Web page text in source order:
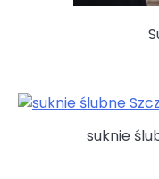
suknie